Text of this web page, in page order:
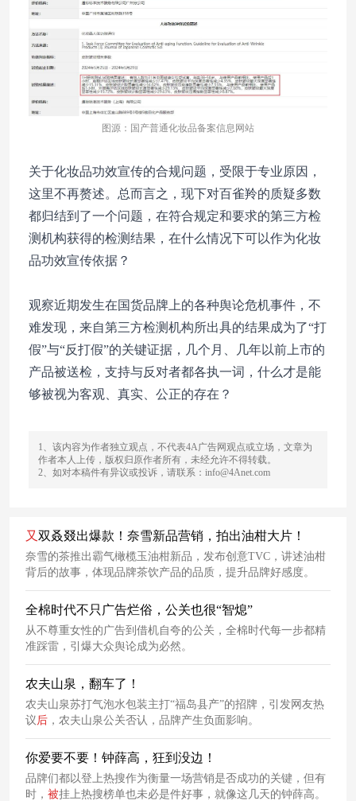
图源： 国产普通化妆品备案信息网站
关于化妆品功效宣传的合规问题，受限于专业原因，
这里不再赘述。总而言之，现下对百雀羚的质疑多数
都归结到了一个问题，在符合规定和要求的第三方检
测机构获得的检测结果，在什么情况下可以作为化妆
品功效宣传依据？
观察近期发生在国货品牌上的各种舆论危机事件，不
难发现，来自第三方检测机构所出具的结果成为了“打
假”与“反打假”的关键证据，几个月、几年以前上市的
产品被送检，支持与反对者都各执一词，什么才是能
够被视为客观、真实、公正的存在？
1、该内容为作者独立观点，不代表4A广告网观点或立场，文章为
作者本人上传，版权归原作者所有，未经允许不得转载。
2、如对本稿件有异议或投诉，请联系：info@4Anet.com
又 双叒叕出爆款！奈雪新品营销，拍出油柑大片！
奈雪的茶推出霸气橄榄玉油柑新品，发布创意TVC，讲述油柑
背后的故事，体现品牌茶饮产品的品质，提升品牌好感度。
全棉时代不只广告烂俗，公关也很“智熄”
从不尊重女性的广告到借机自夸的公关，全棉时代每一步都精
准踩雷，引爆大众舆论成为必然。
农夫山泉，翻车了！
农夫山泉苏打气泡水包装主打“福岛县产”的招牌，引发网友热
议 后 ，农夫山泉公关否认，品牌产生负面影响。
你爱要不要！钟薛高，狂到没边！
品牌们都以登上热搜作为衡量一场营销是否成功的关键，但有
时， 被挂上热搜榜单也未必是件好事，就像这几天的钟薛高。